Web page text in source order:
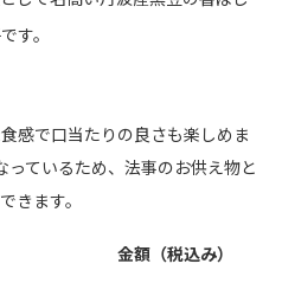
す。
感で口当たりの良さも楽しめま
ているため、法事のお供え物と
きます。
金額（税込み）